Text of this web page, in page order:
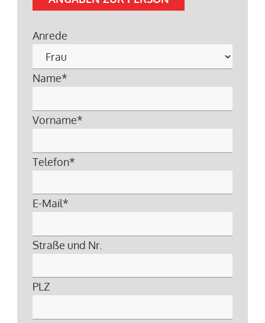
Anrede
Name*
Vorname*
Telefon*
E-Mail*
Straße und Nr.
PLZ